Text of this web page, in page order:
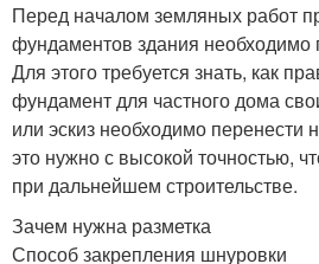
Перед началом земляных работ
фундаментов здания необходимо
Для этого требуется знать, как
фундамент для частного дома
или эскиз необходимо перенести
это нужно с высокой точностью,
при дальнейшем строительстве.
Зачем нужна разметка
Способ закрепления шнуровки